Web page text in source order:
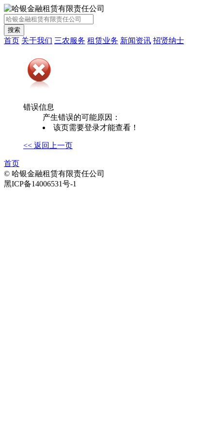
首页 关于我们 三农服务 租赁业务 新闻资讯 招贤纳士
错误信息
产生错误的可能原因：
该页需要登录才能查看！
<< 返回上一页
首页
© 哈银金融租赁有限责任公司
黑ICP备14006531号-1